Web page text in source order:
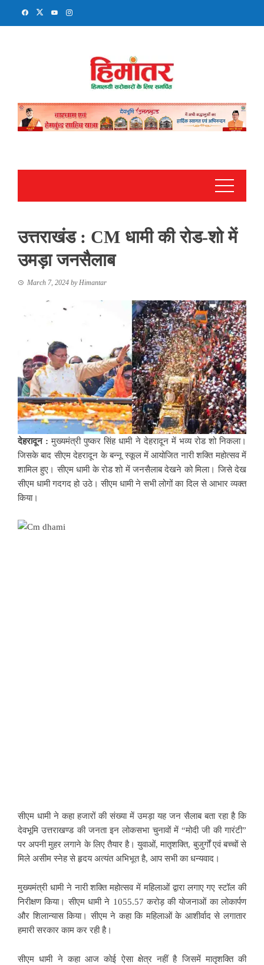
उत्तराखंड : CM धामी की रोड-शो में
उमड़ा जनसैलाब
March 7, 2024 byHimantar
देहरादून : मुख्यमंत्री पुष्कर सिंह धामी ने देहरादून में भव्य रोड शो निकला।
जिसके बाद सीएम देहरादून के बन्नू स्कूल में आयोजित नारी शक्ति महोत्सव में
शामिल हुए। सीएम धामी के रोड शो में जनसैलाब देखने को मिला। जिसे देख
सीएम धामी गदगद हो उठे। सीएम धामी ने सभी लोगों का दिल से आभार व्यक्त
किया।
सीएम धामी ने कहा हजारों की संख्या में उमड़ा यह जन सैलाब बता रहा है कि
देवभूमि उत्तराखण्ड की जनता इन लोकसभा चुनावों में “मोदी जी की गारंटी”
पर अपनी मुहर लगाने के लिए तैयार है। युवाओं, मातृशक्ति, बुजुर्गों एवं बच्चों से
मिले असीम स्नेह से हृदय अत्यंत अभिभूत है, आप सभी का धन्यवाद।
मुख्यमंत्री धामी ने नारी शक्ति महोत्सव में महिलाओं द्वारा लगाए गए स्टॉल की
निरीक्षण किया। सीएम धामी ने 1055.57 करोड़ की योजनाओं का लोकार्पण
और शिलान्यास किया। सीएम ने कहा कि महिलाओं के आशीर्वाद से लगातार
हमारी सरकार काम कर रही है।
सीएम धामी ने कहा आज कोई ऐसा क्षेत्र नहीं है जिसमें मातृशक्ति की